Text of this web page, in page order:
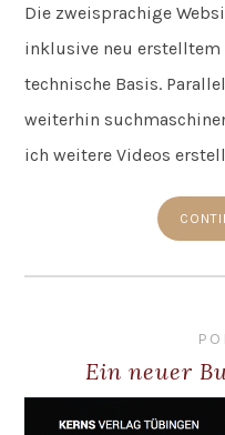
Die zweisprachige
inklusive neu erstelltem
technische Basis.
weiterhin
ich weitere Videos
Ein neuer